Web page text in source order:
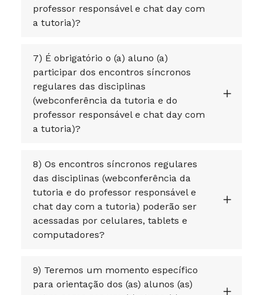
professor responsável e chat day com
a tutoria)?
7) É obrigatório o (a) aluno (a)
participar dos encontros síncronos
regulares das disciplinas
(webconferência da tutoria e do
professor responsável e chat day com
a tutoria)?
8) Os encontros síncronos regulares
das disciplinas (webconferência da
tutoria e do professor responsável e
chat day com a tutoria) poderão ser
acessadas por celulares, tablets e
computadores?
9) Teremos um momento específico
para orientação dos (as) alunos (as)